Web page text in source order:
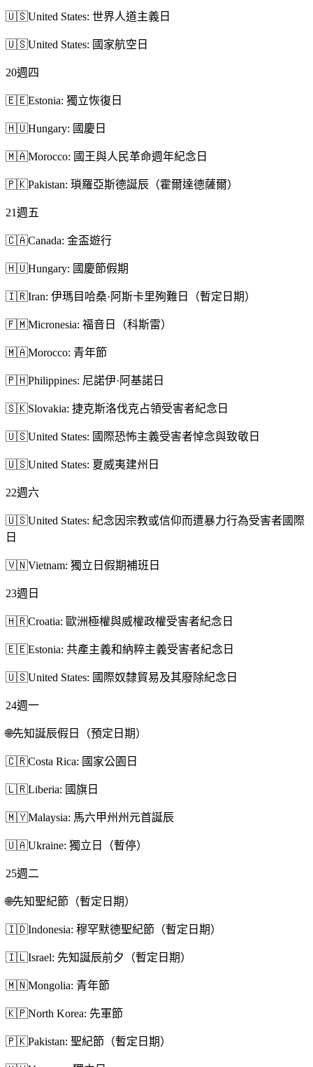
🇺🇸United States: 世界人道主義日
🇺🇸United States: 國家航空日
20週四
🇪🇪Estonia: 獨立恢復日
🇭🇺Hungary: 國慶日
🇲🇦Morocco: 國王與人民革命週年紀念日
🇵🇰Pakistan: 瑣羅亞斯德誕辰（霍爾達德薩爾）
21週五
🇨🇦Canada: 金盃遊行
🇭🇺Hungary: 國慶節假期
🇮🇷Iran: 伊瑪目哈桑·阿斯卡里殉難日（暫定日期）
🇫🇲Micronesia: 福音日（科斯雷）
🇲🇦Morocco: 青年節
🇵🇭Philippines: 尼諾伊·阿基諾日
🇸🇰Slovakia: 捷克斯洛伐克占領受害者紀念日
🇺🇸United States: 國際恐怖主義受害者悼念與致敬日
🇺🇸United States: 夏威夷建州日
22週六
🇺🇸United States: 紀念因宗教或信仰而遭暴力行為受害者國際
日
🇻🇳Vietnam: 獨立日假期補班日
23週日
🇭🇷Croatia: 歐洲極權與威權政權受害者紀念日
🇪🇪Estonia: 共產主義和納粹主義受害者紀念日
🇺🇸United States: 國際奴隸貿易及其廢除紀念日
24週一
🌐先知誕辰假日（預定日期）
🇨🇷Costa Rica: 國家公園日
🇱🇷Liberia: 國旗日
🇲🇾Malaysia: 馬六甲州州元首誕辰
🇺🇦Ukraine: 獨立日（暫停）
25週二
🌐先知聖紀節（暫定日期）
🇮🇩Indonesia: 穆罕默德聖紀節（暫定日期）
🇮🇱Israel: 先知誕辰前夕（暫定日期）
🇲🇳Mongolia: 青年節
🇰🇵North Korea: 先軍節
🇵🇰Pakistan: 聖紀節（暫定日期）